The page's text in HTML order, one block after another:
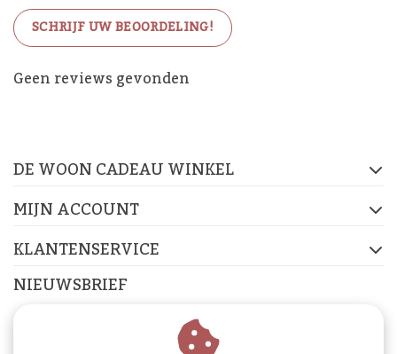
SCHRIJF UW BEOORDELING!
Geen reviews gevonden
De Woon Cadeau Winkel
DE WOON CADEAU WINKEL
MIJN ACCOUNT
KLANTENSERVICE
NIEUWSBRIEF
Abonneer je op onze nieuwsbrief om op de hoogte te